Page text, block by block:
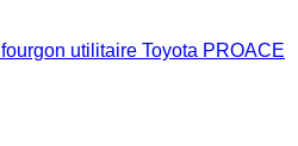
fourgon utilitaire Toyota PROACE